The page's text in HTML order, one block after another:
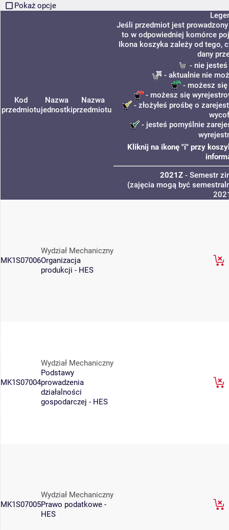
Pokaż opcje
Kod
przedmiotu
Nazwa
jednostki
Nazwa
przedmiotu
Jeśli przedmiot jest
to w odpowiedniej komórce
Ikona koszyka zależy od tego,
dany
- nie
- aktualnie nie
- możesz się
- możesz się
- złożyłeś prośbę o
- jesteś pomyślnie
Kliknij na ikonę "i" przy
2021Z - Semestr
(zajęcia mogą być
MK1S07006
Wydział Mechaniczny
Organizacja
produkcji - HES
MK1S07004
Wydział Mechaniczny
Podstawy
prowadzenia
działalności
gospodarczej - HES
MK1S07005
Wydział Mechaniczny
Prawo podatkowe -
HES